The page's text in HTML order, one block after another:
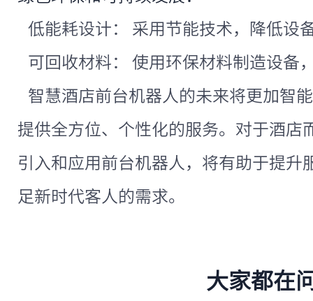
低能耗设计： 采用节能技术，降低设
可回收材料： 使用环保材料制造设备
智慧酒店前台机器人的未来将更加智
提供全方位、个性化的服务。对于酒店
引入和应用前台机器人，将有助于提升
足新时代客人的需求。
大家都在